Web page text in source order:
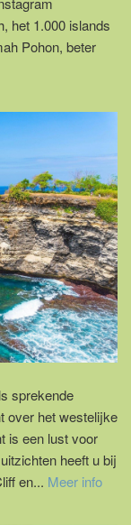
het 1.000 islands
Pohon, beter
sprekende
over het westelijke
is een lust voor
heeft u bij
en... Meer info